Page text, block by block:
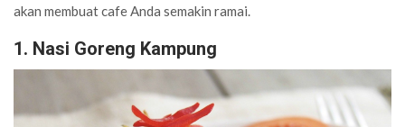
akan membuat cafe Anda semakin ramai.
1. Nasi Goreng Kampung